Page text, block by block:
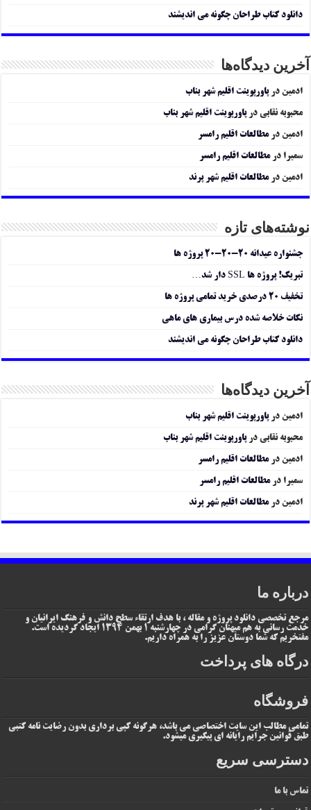
دانلود کتاب طراحان چگونه می اندیشند
آخرین دیدگاه‌ها
ادمین درپاورپوینت اقلیم شهر بناب
محبوبه نقابی درپاورپوینت اقلیم شهر بناب
ادمین درمطالعات اقلیم رامسر
سمیرا درمطالعات اقلیم رامسر
ادمین درمطالعات اقلیم شهر پرند
نوشته‌های تازه
جشنواره عیدانه ۲۰-۲۰-۲۰ پروژه ها
تبریک! پروژه ها SSL دار شد…
تخفیف ۲۰ درصدی خرید تمامی پروژه ها
نکات خلاصه شده درس بیماری های ماهی
دانلود کتاب طراحان چگونه می اندیشند
آخرین دیدگاه‌ها
ادمین درپاورپوینت اقلیم شهر بناب
محبوبه نقابی درپاورپوینت اقلیم شهر بناب
ادمین درمطالعات اقلیم رامسر
سمیرا درمطالعات اقلیم رامسر
ادمین درمطالعات اقلیم شهر پرند
درباره ما
مرجع تخصصی دانلود پروژه و مقاله ، با هدف ارتقاء سطح دانش و فرهنگ ایرانیان و
خدمت رسانی به هم میهنان گرامی در چهارشنبه 1 بهمن 1394 ایجاد گردیده است.
مفتخریم که شما دوستان عزیز را به همراه داریم.
درگاه های پرداخت
فروشگاه
تمامی مطالب این سایت اختصاصی می باشد، هرگونه کپی برداری بدون رضایت نامه کتبی
طبق قوانین جرایم رایانه ای پیگیری میشود.
دسترسی سریع
تماس با ما